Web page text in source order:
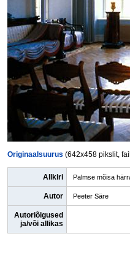
Originaalsuurus (642x458 pikslit,
Allkiri Palmse mõisa
Autor Peeter Säre
Autoriõigused
ja/või allikas